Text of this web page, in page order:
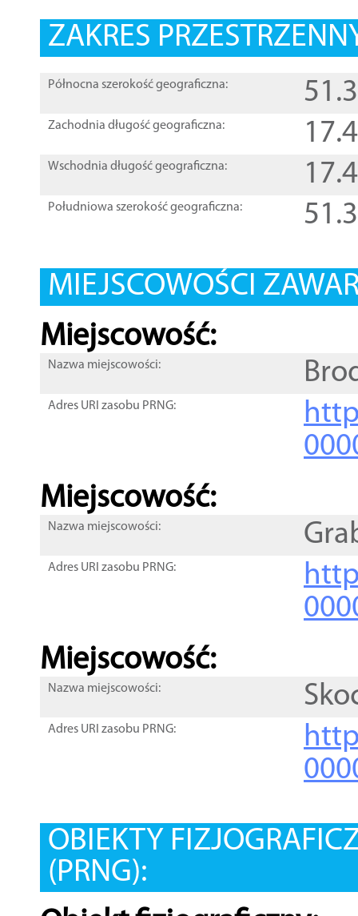
ZAKRES
Północna szerokość geograficzna:
Zachodnia długość geograficzna:
Wschodnia długość geograficzna:
Południowa szerokość geograficzna:
MIEJSCOWOŚCI
Miejscowość:
Nazwa miejscowości:
Adres URI zasobu PRNG:
Miejscowość:
Nazwa miejscowości:
Adres URI zasobu PRNG:
Miejscowość:
Nazwa miejscowości:
Adres URI zasobu PRNG:
OBIEKTY
(PRNG):